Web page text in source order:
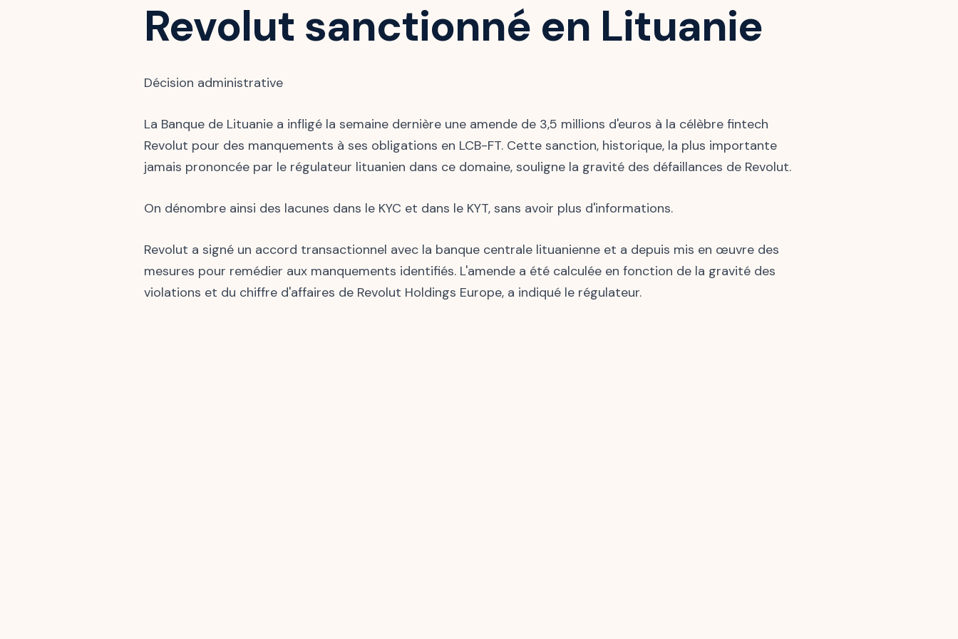
Revolut sanctionné en Lituanie
Décision administrative
La Banque de Lituanie a infligé la semaine dernière une amende de 3,5 millions d'euros à la célèbre fintech
Revolut pour des manquements à ses obligations en LCB-FT. Cette sanction, historique, la plus importante
jamais prononcée par le régulateur lituanien dans ce domaine, souligne la gravité des défaillances de Revolut.
On dénombre ainsi des lacunes dans le KYC et dans le KYT, sans avoir plus d'informations.
Revolut a signé un accord transactionnel avec la banque centrale lituanienne et a depuis mis en œuvre des
mesures pour remédier aux manquements identifiés. L'amende a été calculée en fonction de la gravité des
violations et du chiffre d'affaires de Revolut Holdings Europe, a indiqué le régulateur.